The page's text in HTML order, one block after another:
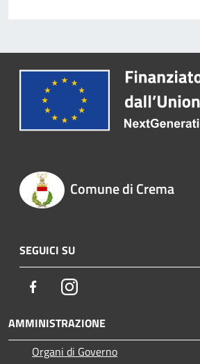
Comune di Crema
SEGUICI SU
FacebookInstagram
AMMINISTRAZIONE
Organi di Governo